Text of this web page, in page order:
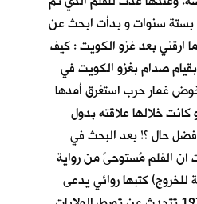
بستة سنوات و بدأت ابحث عن
ارقني بعد غزو الكويت : كيف
بقيام صدام بغزو الكويت في
غمار حرب استغرق أمدها
خلالها علاقته بدول
حال ؟! بعد البحث في
ان الفلم مُستوحىً من رواية
كتبها روائي يدعى